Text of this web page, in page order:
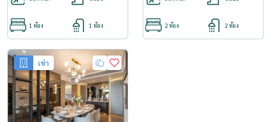
1 ห้อง 1 ห้อง 2 ห้อง 2 ห้อง
เช่า